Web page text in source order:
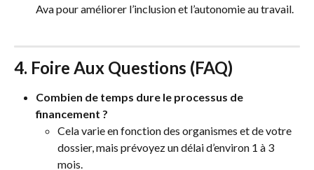
Ava pour améliorer l’inclusion et l’autonomie au travail.
4. Foire Aux Questions (FAQ)
Combien de temps dure le processus de
financement ?
Cela varie en fonction des organismes et de votre
dossier, mais prévoyez un délai d’environ 1 à 3
mois.